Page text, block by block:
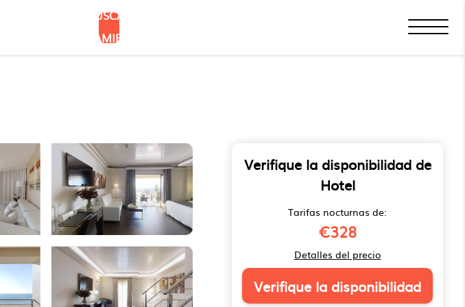
BUSCAR
ALOJAMIENTOS
Verifique la disponibilidad de
Hotel
Tarifas nocturnas de:
€328
Detalles del precio
Verifique la disponibilidad